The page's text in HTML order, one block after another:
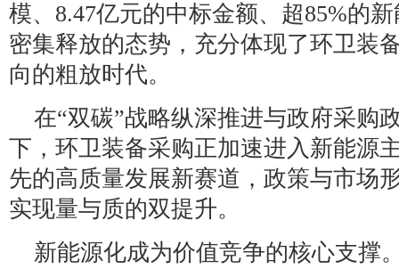
模、8.47亿元的中标金额、超85%的
密集释放的态势，充分体现了环卫装
向的粗放时代。
在“双碳”战略纵深推进与政府采购
下，环卫装备采购正加速进入新能源
先的高质量发展新赛道，政策与市场
实现量与质的双提升。
新能源化成为价值竞争的核心支撑